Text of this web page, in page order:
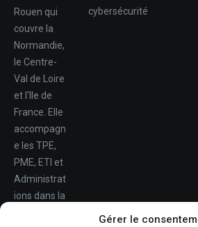
Gérer le
Rouen qui
couvre la
Normandie,
le Centre-
Val de Loire
et l'Ile de
France. Elle
accompagn
e les TPE,
PME, ETI et
Administrat
ions dans la
cybersécurité